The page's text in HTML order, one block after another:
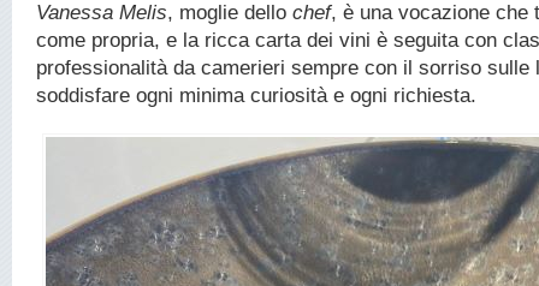
Vanessa Melis, moglie dello chef, è una vocazione che
come propria, e la ricca carta dei vini è seguita con
professionalità da camerieri sempre con il sorriso sulle
soddisfare ogni minima curiosità e ogni richiesta.